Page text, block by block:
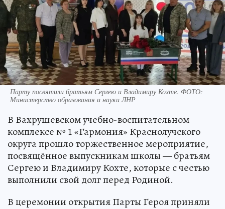
Парту посвятили братьям Сергею и Владимиру Кохте. ФОТО:
Министерство образования и науки ЛНР
В Вахрушевском учебно-воспитательном
комплексе № 1 «Гармония» Краснолучского
округа прошло торжественное мероприятие,
посвящённое выпускникам школы — братьям
Сергею и Владимиру Кохте, которые с честью
выполнили свой долг перед Родиной.
В церемонии открытия Парты Героя приняли